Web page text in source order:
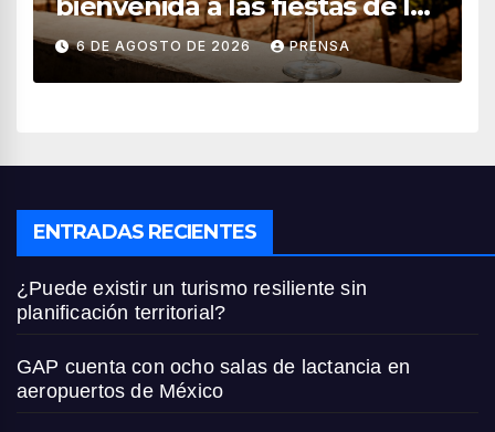
bienvenida a las fiestas de la
vendimia 2026
6 DE AGOSTO DE 2026 PRENSA
ENTRADAS RECIENTES
¿Puede existir un turismo resiliente sin
planificación territorial?
GAP cuenta con ocho salas de lactancia en
aeropuertos de México